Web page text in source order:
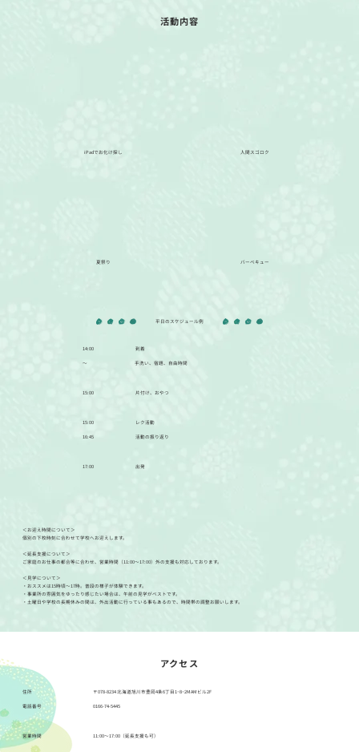
活動内容
iPadでお化け探し 人間スゴロク
夏祭り バーベキュー
平日のスケジュール例
14:00 到着
〜 手洗い、宿題、自由時間
15:00 片付け、おやつ
15:00 レク活動
16:45 活動の振り返り
17:00 出発
＜お迎え時間について＞
​個別の下校時刻に合わせて学校へお迎えします。
＜延長支援について＞
ご家庭のお仕事の都合等に合わせ、営業時間（11:00～17:00）外の支援も対応しております。
​＜見学について＞
・おススメは15時頃～17時。普段の様子が体験できます。
・事業所の雰囲気をゆったり感じたい場合は、午前の見学がベストです。
・土曜日や学校の長期休みの間は、外出活動に行っている事もあるので、時間帯の調整お願いします。
アクセス
住所 〒078-8234 北海道旭川市豊岡4条6丁目1−8−2MAMビル2F
電話番号 0166-74-5445
営業時間 11:00〜17:00（延長支援も可）